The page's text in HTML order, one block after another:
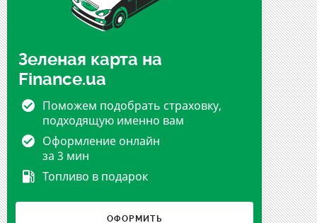
Зеленая карта на
Finance.ua
Поможем подобрать страховку,
подходящую именно вам
Оформление онлайн
за 3 мин
Топливо в подарок
ОФОРМИТЬ